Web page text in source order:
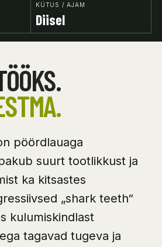
KÜTUS / AJAM
Diisel
pöördlauaga
suurt tootlikkust ja
ka kitsastes
„shark teeth“
kulumiskindlast
tagavad tugeva ja